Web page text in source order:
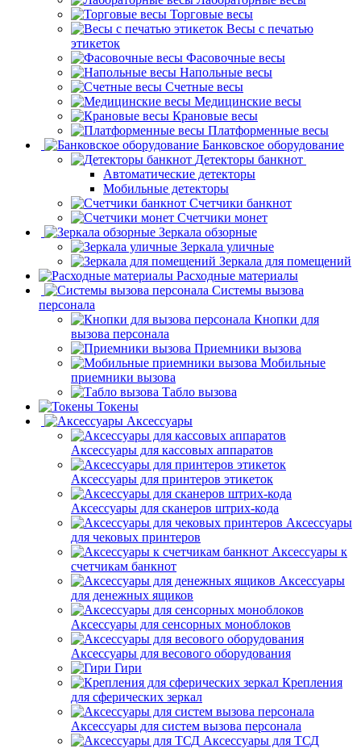
Торговые весы
Весы с печатью
этикеток
Фасовочные весы
Напольные весы
Счетные весы
Медицинские весы
Крановые весы
Платформенные весы
Банковское оборудование
Детекторы банкнот
Автоматические детекторы
Мобильные детекторы
Счетчики банкнот
Счетчики монет
Зеркала обзорные
Зеркала уличные
Зеркала для помещений
Расходные материалы
Системы вызова
персонала
Кнопки для
вызова персонала
Приемники вызова
Мобильные
приемники вызова
Табло вызова
Токены
Аксессуары
Аксессуары для кассовых аппаратов
Аксессуары для принтеров этикеток
Аксессуары для сканеров штрих-кода
Аксессуары
для чековых принтеров
Аксессуары к
счетчикам банкнот
Аксессуары
для денежных ящиков
Аксессуары для сенсорных моноблоков
Аксессуары для весового оборудования
Гири
Крепления
для сферических зеркал
Аксессуары для систем вызова персонала
Аксессуары для ТСД